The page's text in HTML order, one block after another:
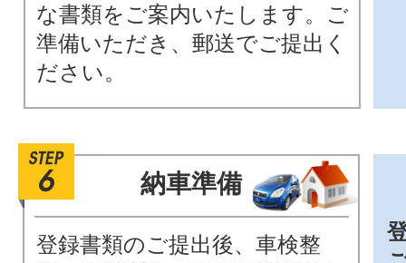
な書類をご案内いたします。ご
準備いただき、郵送でご提出く
ださい。
納車準備
登録書類のご提出後、車検整